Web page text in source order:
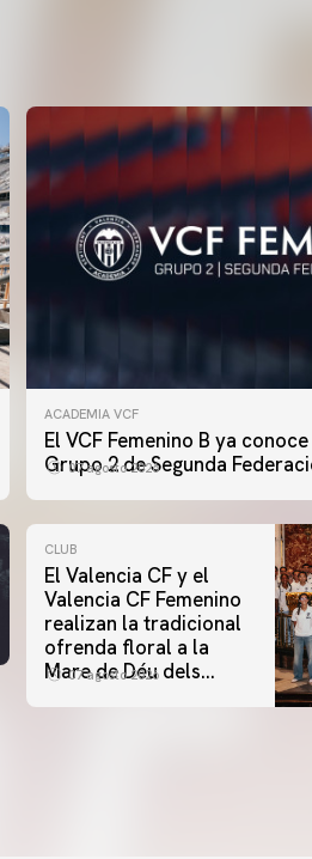
ACADEMIA VCF
El VCF Femenino B ya
Grupo 2 de Segunda
07 agosto 2026
CLUB
El Valencia CF y el
Valencia CF Femenino
realizan la tradicional
ofrenda floral a la
Mare de Déu dels
07 agosto 2026